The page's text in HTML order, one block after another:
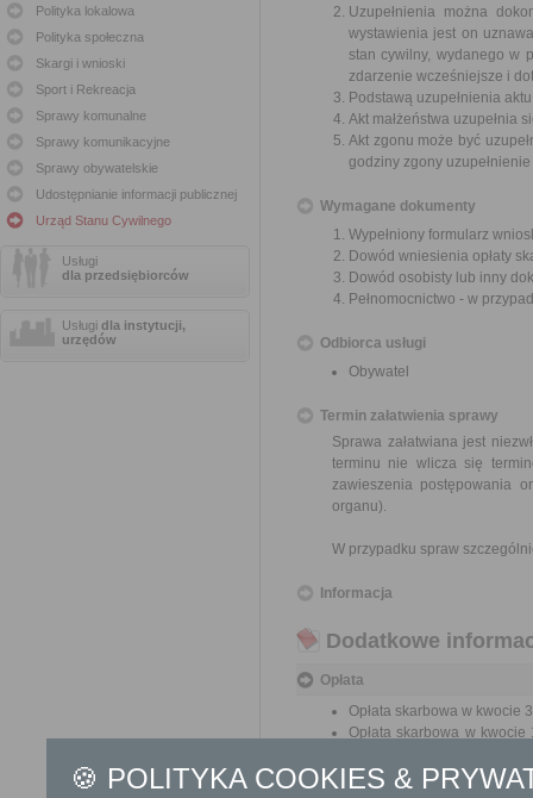
Polityka lokalowa
Polityka społeczna
Skargi i wnioski
Sport i Rekreacja
Sprawy komunalne
Sprawy komunikacyjne
Sprawy obywatelskie
Udostępnianie informacji publicznej
Urząd Stanu Cywilnego
Usługi
dla przedsiębiorców
Usługi dla instytucji,
urzędów
Uzupełnienia można
wystawienia jest on
stan cywilny, wydanego w
zdarzenie wcześniejsze i
Podstawą uzupełnienia
Akt małżeństwa uzupełnia
Akt zgonu może być
godziny zgony
Wymagane dokumenty
Wypełniony formularz
Dowód wniesienia opłaty
Dowód osobisty lub inny
Pełnomocnictwo - w
Odbiorca usługi
Obywatel
Termin załatwienia sprawy
Sprawa załatwiana jest
terminu nie wlicza się
zawieszenia postępowania
organu).
W przypadku spraw
Informacja
Dodatkowe
Opłata
Opłata skarbowa w kwocie
Opłata skarbowa w
🍪 POLITYKA COOKIES &